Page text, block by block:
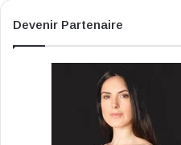
Devenir Partenaire